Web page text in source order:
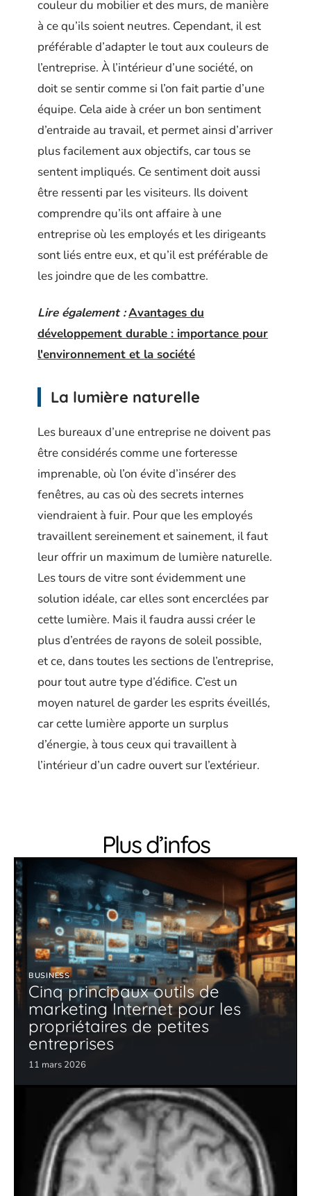
couleur du mobilier et des murs, de manière
à ce qu’ils soient neutres. Cependant, il est
préférable d’adapter le tout aux couleurs de
l’entreprise. À l’intérieur d’une société, on
doit se sentir comme si l’on fait partie d’une
équipe. Cela aide à créer un bon sentiment
d’entraide au travail, et permet ainsi d’arriver
plus facilement aux objectifs, car tous se
sentent impliqués. Ce sentiment doit aussi
être ressenti par les visiteurs. Ils doivent
comprendre qu’ils ont affaire à une
entreprise où les employés et les dirigeants
sont liés entre eux, et qu’il est préférable de
les joindre que de les combattre.
Lire également :Avantages du
développement durable : importance pour
l'environnement et la société
La lumière naturelle
Les bureaux d’une entreprise ne doivent pas
être considérés comme une forteresse
imprenable, où l’on évite d’insérer des
fenêtres, au cas où des secrets internes
viendraient à fuir. Pour que les employés
travaillent sereinement et sainement, il faut
leur offrir un maximum de lumière naturelle.
Les tours de vitre sont évidemment une
solution idéale, car elles sont encerclées par
cette lumière. Mais il faudra aussi créer le
plus d’entrées de rayons de soleil possible,
et ce, dans toutes les sections de l’entreprise,
pour tout autre type d’édifice. C’est un
moyen naturel de garder les esprits éveillés,
car cette lumière apporte un surplus
d’énergie, à tous ceux qui travaillent à
l’intérieur d’un cadre ouvert sur l’extérieur.
Plus d’infos
BUSINESS
Cinq principaux outils de
marketing Internet pour les
propriétaires de petites
entreprises
11 mars 2026